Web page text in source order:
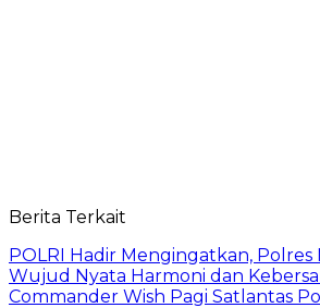
Berita Terkait
POLRI Hadir Mengingatkan,
Wujud Nyata Harmoni dan
Commander Wish Pagi Satlantas